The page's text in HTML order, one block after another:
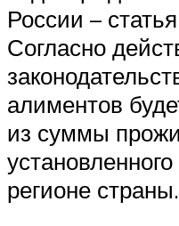
России –
Согласно
алиментов
из суммы
регионе страны.